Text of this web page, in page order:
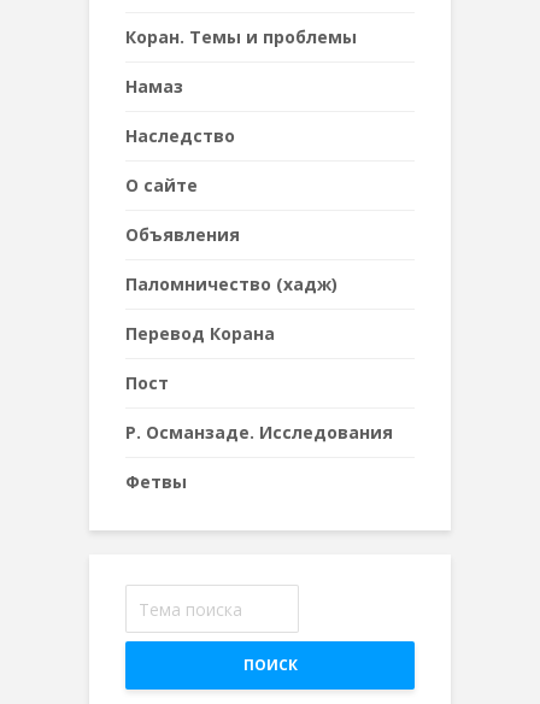
Коран. Темы и проблемы
Намаз
Наследствo
О сайте
Объявления
Паломничество (хадж)
Перевод Корана
Пост
Р. Османзаде. Исследования
Фетвы
ПОИСК